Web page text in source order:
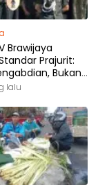
Brawijaya
Prajurit:
Bukan
lalu